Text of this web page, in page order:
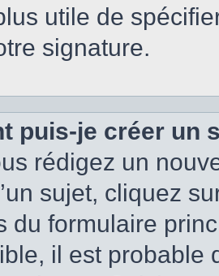
utile de
signature.
puis-je créer un
rédigez un
sujet, cliquez
du formulaire
il est probable